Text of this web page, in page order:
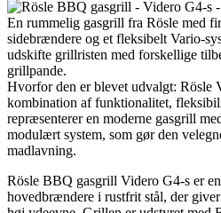
En rummelig gasgrill fra Rösle med
sidebrændere og et fleksibelt Vario-
udskifte grillristen med forskellige
grillpande.
Hvorfor den er blevet udvalgt: Rösle
kombination af funktionalitet,
repræsenterer en moderne gasgrill
modulært system, som gør den
madlavning.
Rösle BBQ gasgrill Videro G4-s er
hovedbrændere i rustfrit stål, der